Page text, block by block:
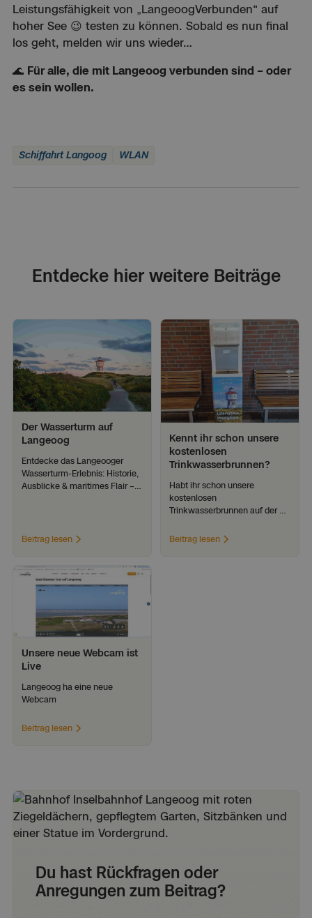
Leistungsfähigkeit von „LangeoogVerbunden“ auf
hoher See 😉 testen zu können. Sobald es nun final
los geht, melden wir uns wieder…
🌊 Für alle, die mit Langeoog verbunden sind – oder
es sein wollen.
Schiffahrt Langoog WLAN
Entdecke hier weitere Beiträge
Geschichte
& Kultur
Der Wasserturm auf
Langeoog
Entdecke das Langeooger
Wasserturm-Erlebnis: Historie,
Ausblicke & maritimes Flair –
Beitrag lesen
Kennt ihr schon unsere
kostenlosen
Trinkwasserbrunnen?
Habt ihr schon unsere
kostenlosen
Trinkwasserbrunnen auf der
Beitrag lesen
Unsere neue Webcam ist
Live
Langeoog ha eine neue
Webcam
Beitrag lesen
Du hast Rückfragen oder
Anregungen zum Beitrag?